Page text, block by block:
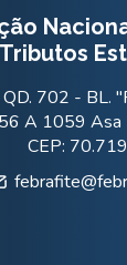
Tributos
702 - BL.
A 1059 Asa
CEP: